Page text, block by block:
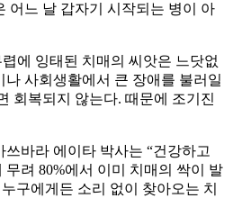
어느 날 갑자기 시작되는 병이 아
에 잉태된 치매의 씨앗은 느닷없
사회생활에서 큰 장애를 불러일
회복되지 않는다. 때문에 조기진
바라 에이타 박사는 “건강하고
무려 80%에서 이미 치매의 싹이 발
구에게든 소리 없이 찾아오는 치